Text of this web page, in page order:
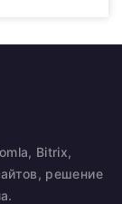
Bitrix,
решение